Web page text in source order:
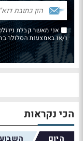
אני מאשר קבלת
ו/או באמצעות הסלולר בהתאם
הכי נקראות
היום השבוע